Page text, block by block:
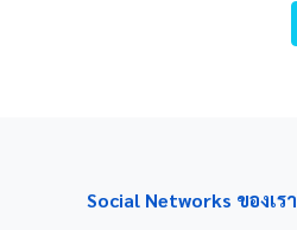
Social Networks ของเรา